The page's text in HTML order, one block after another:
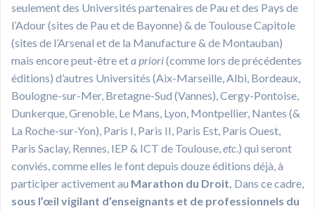
seulement des Universités partenaires de Pau et des Pays de
l’Adour (sites de Pau et de Bayonne) & de Toulouse Capitole
(sites de l’Arsenal et de la Manufacture & de Montauban)
mais encore peut-être eta priori(comme lors de précédentes
éditions) d’autres Universités (Aix-Marseille, Albi, Bordeaux,
Boulogne-sur-Mer, Bretagne-Sud (Vannes), Cergy-Pontoise,
Dunkerque, Grenoble, Le Mans, Lyon, Montpellier, Nantes (&
La Roche-sur-Yon), Paris I, Paris II, Paris Est, Paris Ouest,
Paris Saclay, Rennes, IEP & ICT de Toulouse,etc.) qui seront
conviés, comme elles le font depuis douze éditions déjà, à
participer activement au Marathon du Droit. Dans ce cadre,
sous l’œil vigilant d’enseignants et de professionnels du